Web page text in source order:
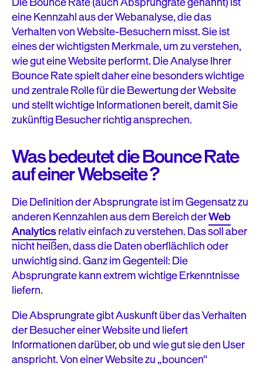
eine Kennzahl aus der Webanalyse, die das
Verhalten von Website-Besuchern misst. Sie ist
eines der wichtigsten Merkmale, um zu verstehen,
wie gut eine Website performt. Die Analyse Ihrer
Bounce Rate spielt daher eine besonders wichtige
und zentrale Rolle für die Bewertung der Website
und stellt wichtige Informationen bereit, damit Sie
zukünftig Besucher richtig ansprechen.
Was bedeutet die Bounce Rate
auf einer Webseite ?
Die Definition der Absprungrate ist im Gegensatz zu
anderen Kennzahlen aus dem Bereich derWeb
Analyticsrelativ einfach zu verstehen. Das soll aber
nicht heißen, dass die Daten oberflächlich oder
unwichtig sind. Ganz im Gegenteil: Die
Absprungrate kann extrem wichtige Erkenntnisse
liefern.
Die Absprungrate gibt Auskunft über das Verhalten
der Besucher einer Website und liefert
Informationen darüber, ob und wie gut sie den User
anspricht. Von einer Website zu „bouncen“